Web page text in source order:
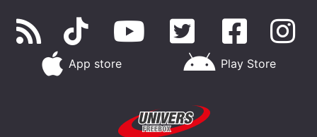
App store Play Store